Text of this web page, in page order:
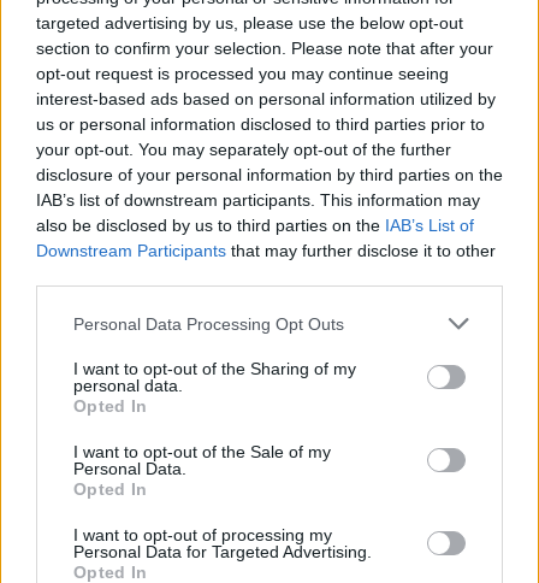
targeted advertising by us, please use the below opt-out
section to confirm your selection. Please note that after your
opt-out request is processed you may continue seeing
interest-based ads based on personal information utilized by
us or personal information disclosed to third parties prior to
your opt-out. You may separately opt-out of the further
disclosure of your personal information by third parties on the
IAB’s list of downstream participants. This information may
also be disclosed by us to third parties on the IAB’s List of
Downstream Participants that may further disclose it to other
Personal Data Processing Opt Outs
I want to opt-out of the Sharing of my
personal data.
Opted In
I want to opt-out of the Sale of my
Personal Data.
Opted In
I want to opt-out of processing my
Personal Data for Targeted Advertising.
Opted In